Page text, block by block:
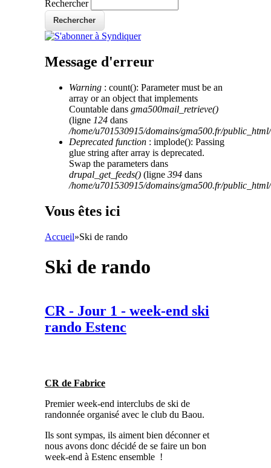
Rechercher
Message d'erreur
Warning : count(): Parameter must be an
array or an object that implements
Countable dans gma500mail_retrieve()
(ligne 124 dans
/home/u701530915/domains/gma500.fr/
Deprecated function : implode(): Passing
glue string after array is deprecated.
Swap the parameters dans
drupal_get_feeds() (ligne 394 dans
/home/u701530915/domains/gma500.fr/
Vous êtes ici
Accueil»Ski de rando
Ski de rando
CR - Jour 1 - week-end ski
rando Estenc
CR de Fabrice
Premier week-end interclubs de ski de
randonnée organisé avec le club du Baou.
Ils sont sympas, ils aiment bien déconner et
nous avons donc décidé de se faire un bon
week-end à Estenc ensemble !